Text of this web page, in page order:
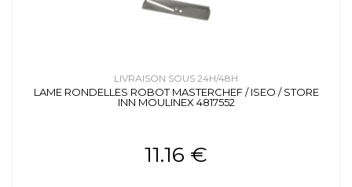
LIVRAISON SOUS 24H/48H
LAME RONDELLES ROBOT MASTERCHEF / ISEO / STORE
INN MOULINEX 4817552
11.16 €